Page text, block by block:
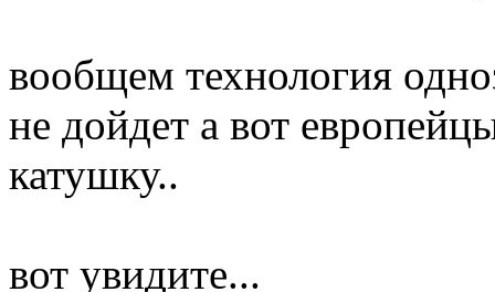
вообщем технология
не дойдет а вот
катушку..
вот увидите...